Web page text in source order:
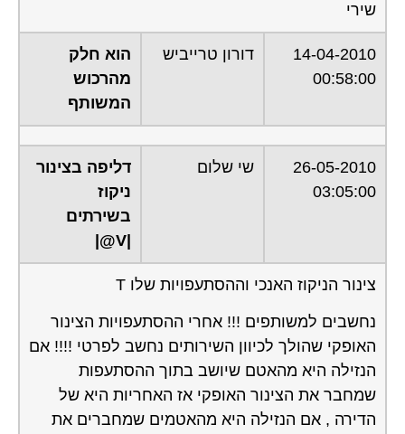
שירי
14-04-2010
00:58:00
דורון טרייביש
הוא חלק
מהרכוש
המשותף
26-05-2010
03:05:00
שי שלום
דליפה בצינור
ניקוז
בשירתים
צינור הניקוז האנכי וההסתעפויות שלו T
נחשבים למשותפים !!! אחרי ההסתעפויות הצינור
האופקי שהולך לכיוון השירותים נחשב לפרטי !!!! אם
הנזילה היא מהאטם שיושב בתוך ההסתעפות
שמחבר את הצינור האופקי אז האחריות היא של
הדירה , אם הנזילה היא מהאטמים שמחברים את